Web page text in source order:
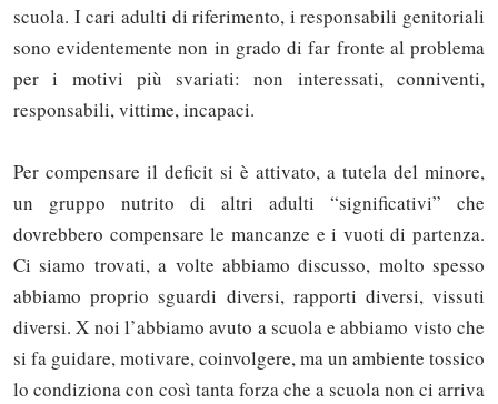
scuola. I cari adulti di riferimento, i responsabili genitoriali
sono evidentemente non in grado di far fronte al problema
per i motivi più svariati: non interessati, conniventi,
responsabili, vittime, incapaci.
Per compensare il deficit si è attivato, a tutela del minore,
un gruppo nutrito di altri adulti “significativi” che
dovrebbero compensare le mancanze e i vuoti di partenza.
Ci siamo trovati, a volte abbiamo discusso, molto spesso
abbiamo proprio sguardi diversi, rapporti diversi, vissuti
diversi. X noi l’abbiamo avuto a scuola e abbiamo visto che
si fa guidare, motivare, coinvolgere, ma un ambiente tossico
lo condiziona con così tanta forza che a scuola non ci arriva